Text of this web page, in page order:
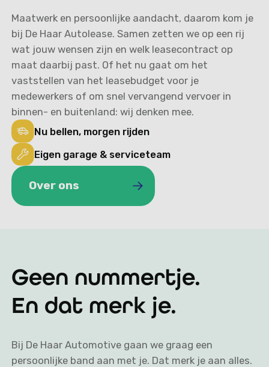
Maatwerk en persoonlijke aandacht, daarom kom je
bij De Haar Autolease. Samen zetten we op een rij
wat jouw wensen zijn en welk leasecontract op
maat daarbij past. Of het nu gaat om het
vaststellen van het leasebudget voor je
medewerkers of om snel vervangend vervoer in
binnen- en buitenland: wij denken mee.
Nu bellen, morgen rijden
Eigen garage & serviceteam
Over ons
Geen nummertje.
En dat merk je.
Bij De Haar Automotive gaan we graag een
persoonlijke band aan met je. Dat merk je aan alles.